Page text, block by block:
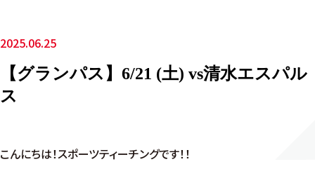
2025.06.25
【グランパス】6/21 (土) vs清水エスパル
ス
こんにちは！スポーツティーチングです！！